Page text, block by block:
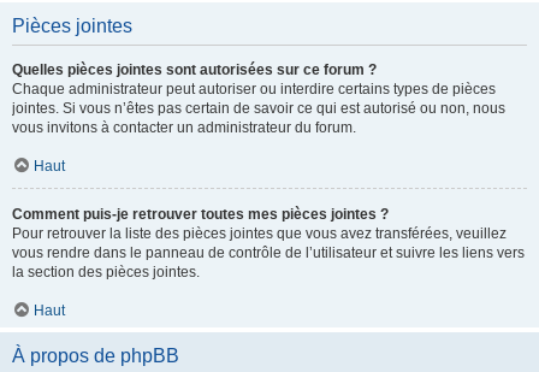
Pièces jointes
Quelles pièces jointes sont autorisées sur ce forum ?
Chaque administrateur peut autoriser ou interdire certains types de pièces
jointes. Si vous n’êtes pas certain de savoir ce qui est autorisé ou non, nous
vous invitons à contacter un administrateur du forum.
Haut
Comment puis-je retrouver toutes mes pièces jointes ?
Pour retrouver la liste des pièces jointes que vous avez transférées, veuillez
vous rendre dans le panneau de contrôle de l’utilisateur et suivre les liens vers
la section des pièces jointes.
Haut
À propos de phpBB